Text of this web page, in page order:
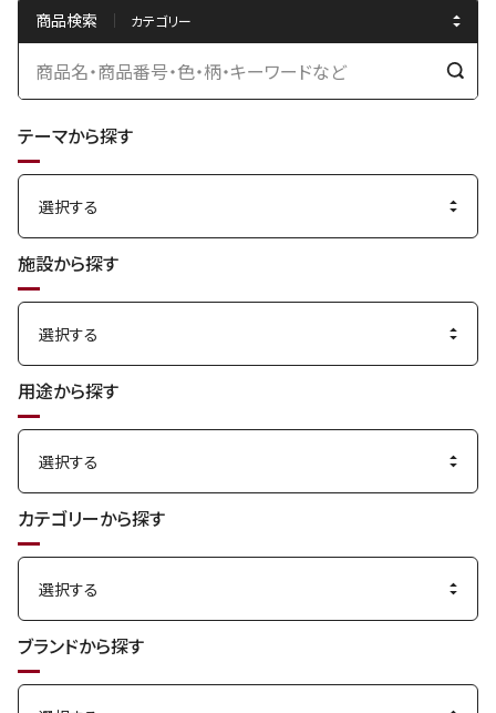
商品検索
検
テーマから探す
施設から探す
用途から探す
カテゴリーから探す
ブランドから探す